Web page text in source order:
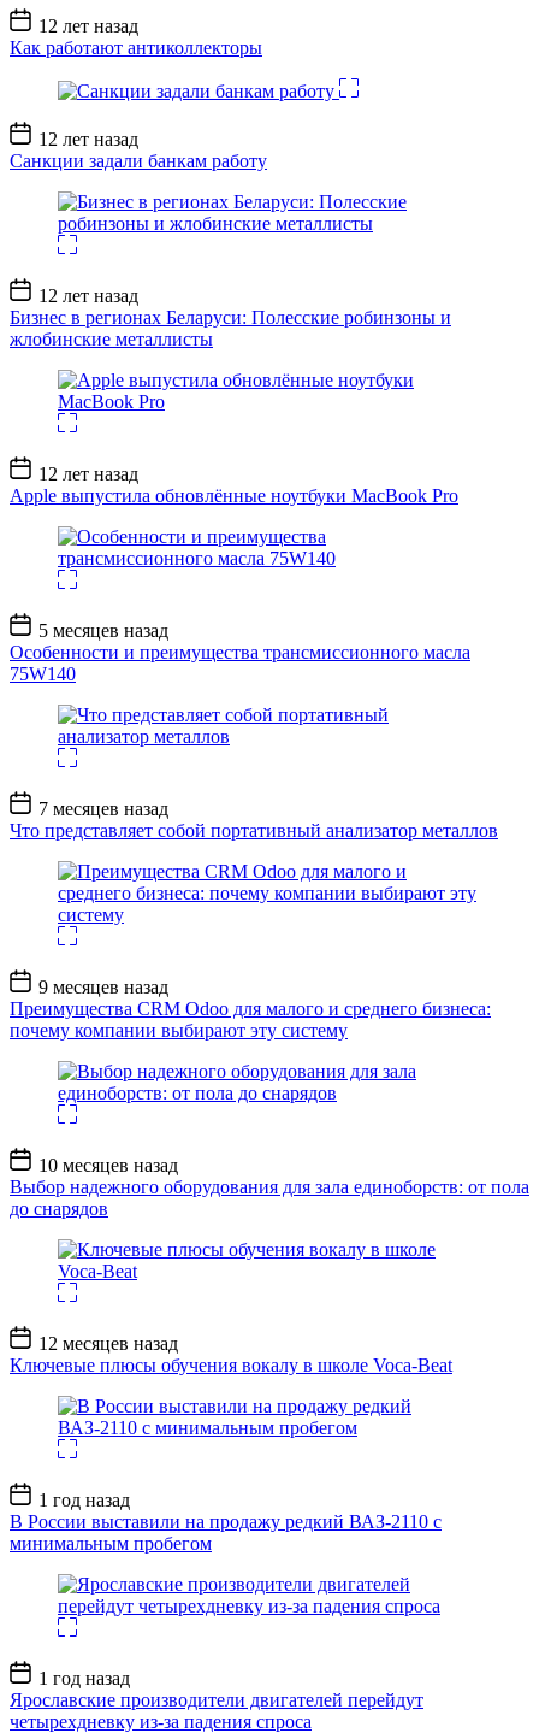
Дата
записи
12 лет назад
Как работают антиколлекторы
Дата
записи
12 лет назад
Санкции задали банкам работу
Дата
записи
12 лет назад
Бизнес в регионах Беларуси: Полесские робинзоны и
жлобинские металлисты
Дата
записи
12 лет назад
Apple выпустила обновлённые ноутбуки MacBook Pro
Дата
записи
5 месяцев назад
Особенности и преимущества трансмиссионного масла
75W140
Дата
записи
7 месяцев назад
Что представляет собой портативный анализатор металлов
Дата
записи
9 месяцев назад
Преимущества CRM Odoo для малого и среднего бизнеса:
почему компании выбирают эту систему
Дата
записи
10 месяцев назад
Выбор надежного оборудования для зала единоборств: от пола
до снарядов
Дата
записи
12 месяцев назад
Ключевые плюсы обучения вокалу в школе Voca-Beat
Дата
записи
1 год назад
В России выставили на продажу редкий ВАЗ-2110 с
минимальным пробегом
Дата
записи
1 год назад
Ярославские производители двигателей перейдут
четырехдневку из-за падения спроса